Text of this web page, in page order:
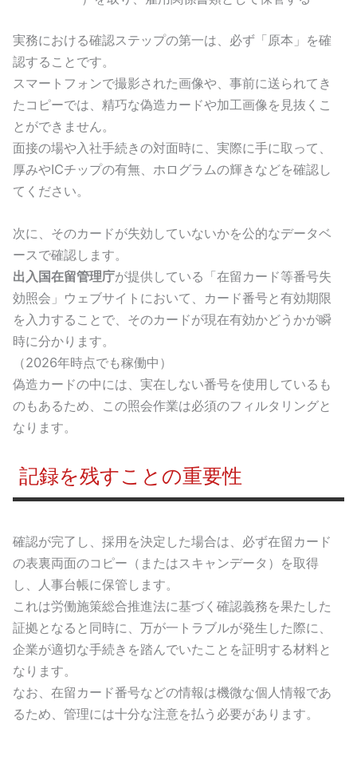
実務における確認ステップの第一は、必ず「原本」を確
認することです。
スマートフォンで撮影された画像や、事前に送られてき
たコピーでは、精巧な偽造カードや加工画像を見抜くこ
とができません。
面接の場や入社手続きの対面時に、実際に手に取って、
厚みやICチップの有無、ホログラムの輝きなどを確認し
てください。
次に、そのカードが失効していないかを公的なデータベ
ースで確認します。
出入国在留管理庁が提供している「在留カード等番号失
効照会」ウェブサイトにおいて、カード番号と有効期限
を入力することで、そのカードが現在有効かどうかが瞬
時に分かります。
（2026年時点でも稼働中）
偽造カードの中には、実在しない番号を使用しているも
のもあるため、この照会作業は必須のフィルタリングと
なります。
記録を残すことの重要性
確認が完了し、採用を決定した場合は、必ず在留カード
の表裏両面のコピー（またはスキャンデータ）を取得
し、人事台帳に保管します。
これは労働施策総合推進法に基づく確認義務を果たした
証拠となると同時に、万が一トラブルが発生した際に、
企業が適切な手続きを踏んでいたことを証明する材料と
なります。
なお、在留カード番号などの情報は機微な個人情報であ
るため、管理には十分な注意を払う必要があります。